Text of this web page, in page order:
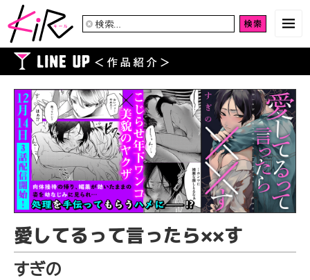
検
愛してるって言ったら××す
すぎの